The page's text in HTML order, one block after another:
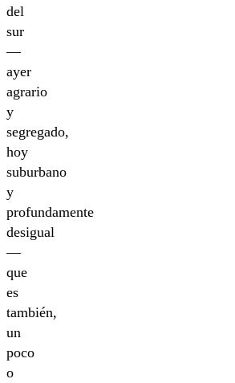
del
sur
—
ayer
agrario
y
segregado,
hoy
suburbano
y
profundamente
desigual
—
que
es
también,
un
poco
o